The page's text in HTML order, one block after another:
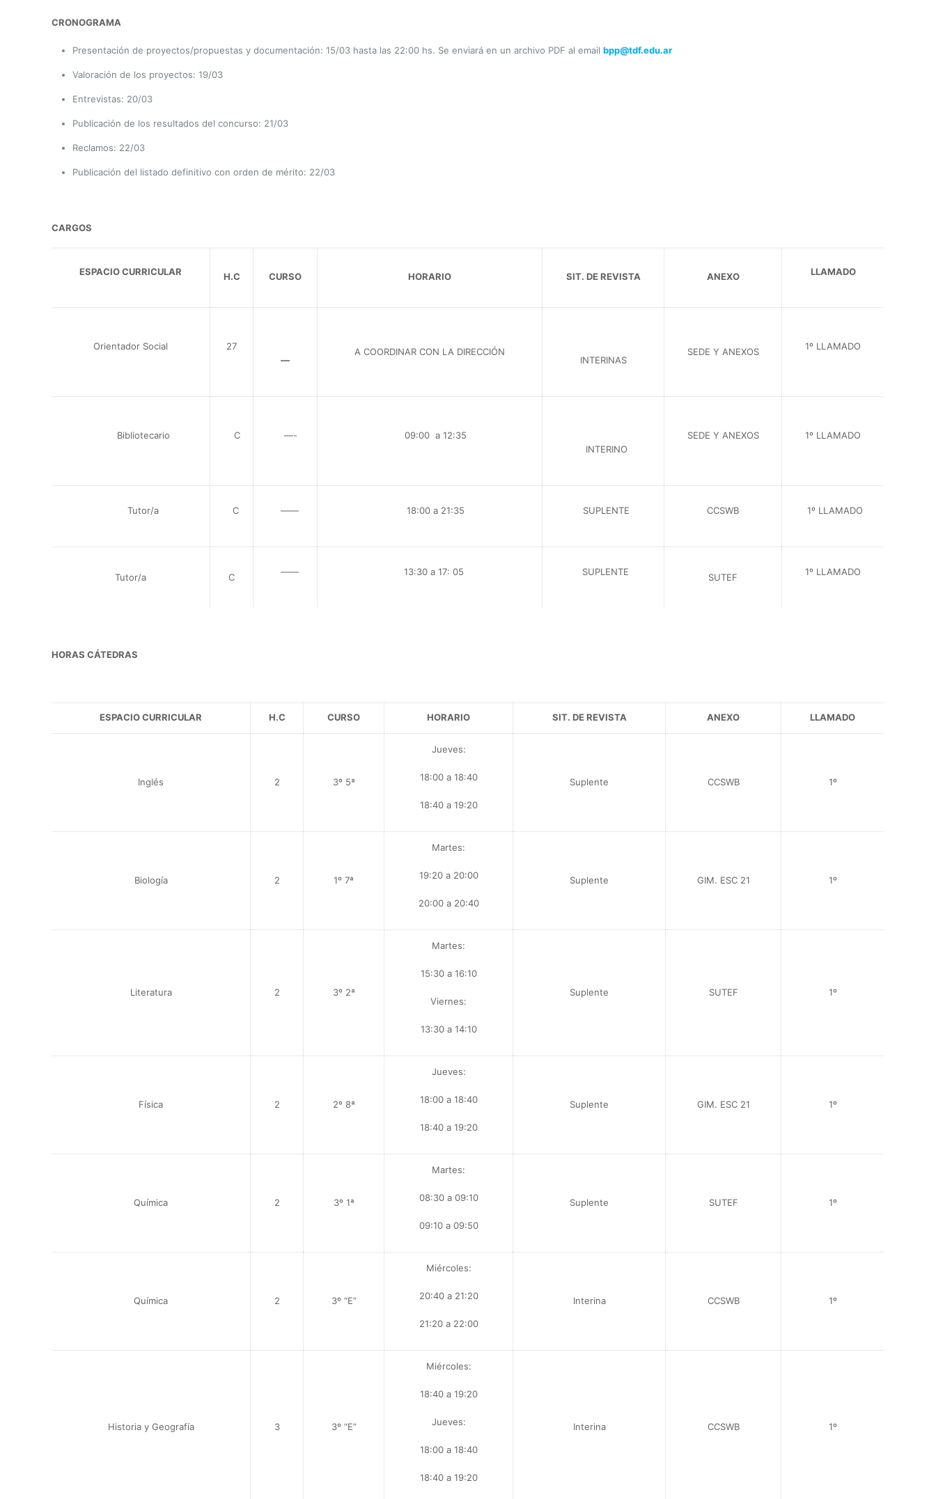
CRONOGRAMA
Presentación de proyectos/propuestas y documentación: 15/03 hasta las 22:00 hs. Se enviará en un archivo PDF al emailbpp@tdf.edu.ar
Valoración de los proyectos: 19/03
Entrevistas: 20/03
Publicación de los resultados del concurso: 21/03
Reclamos: 22/03
Publicación del listado definitivo con orden de mérito: 22/03
CARGOS
ESPACIO CURRICULAR H.C CURSO HORARIO SIT. DE REVISTA ANEXO LLAMADO
Orientador Social
27
—
A COORDINAR CON LA DIRECCIÓN
INTERINAS
SEDE Y ANEXOS 1º LLAMADO
Bibliotecario C —-
09:00 a 12:35
INTERINO
SEDE Y ANEXOS 1º LLAMADO
Tutor/a C —— 18:00 a 21:35 SUPLENTE CCSWB 1º LLAMADO
Tutor/a C —— 13:30 a 17: 05 SUPLENTE SUTEF 1º LLAMADO
HORAS CÁTEDRAS
ESPACIO CURRICULAR H.C CURSO HORARIO SIT. DE REVISTA ANEXO LLAMADO
Inglés 2 3º 5ª
Jueves:
18:00 a 18:40
18:40 a 19:20
Suplente CCSWB 1º
Biología 2 1º 7ª
Martes:
19:20 a 20:00
20:00 a 20:40
Suplente GIM. ESC 21 1º
Literatura 2 3º 2ª
Martes:
15:30 a 16:10
Viernes:
13:30 a 14:10
Suplente SUTEF 1º
Física 2 2º 8ª
Jueves:
18:00 a 18:40
18:40 a 19:20
Suplente GIM. ESC 21 1º
Química 2 3º 1ª
Martes:
08:30 a 09:10
09:10 a 09:50
Suplente SUTEF 1º
Química 2 3º “E”
Miércoles:
20:40 a 21:20
21:20 a 22:00
Interina CCSWB 1º
Historia y Geografía 3 3º “E”
Miércoles:
18:40 a 19:20
Jueves:
18:00 a 18:40
18:40 a 19:20
Interina CCSWB 1º